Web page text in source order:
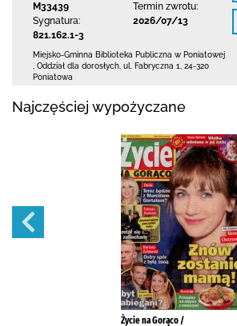
M33439
Sygnatura:
821.162.1-3
Termin zwrotu:
2026/07/13
Miejsko-Gminna Biblioteka Publiczna w Poniatowej
Oddział dla dorosłych, ul. Fabryczna 1
24-320
Poniatowa
Najczęściej wypożyczane
Życie na Gorąco /